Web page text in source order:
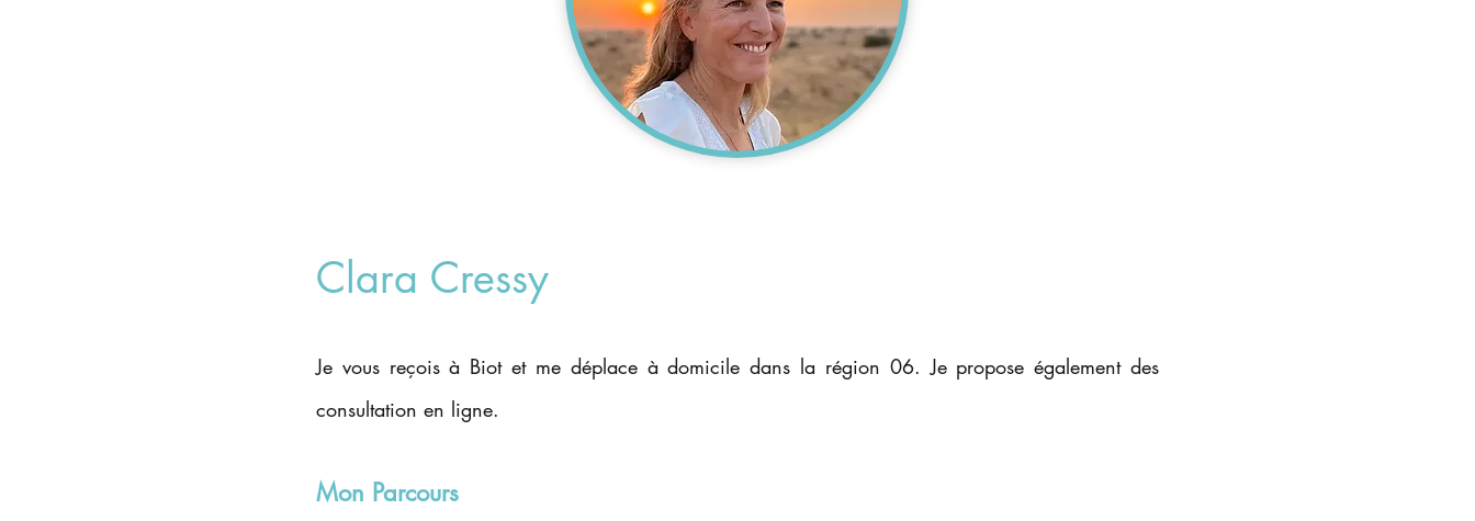
Clara Cressy
Je vous reçois à Biot et me déplace à domicile dans la région 06. Je propose également des
consultation en ligne.
Mon Parcours